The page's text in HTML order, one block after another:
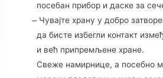
посебан прибор и даске за
Чувајте храну у добро
да бисте избегли контакт
и већ припремљене хране.
Свеже намирнице, а посебно